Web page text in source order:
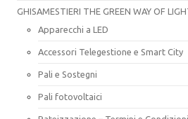
GHISAMESTIERI THE GREEN WAY OF
Apparecchi a LED
Accessori Telegestione e Smart City
Pali e Sostegni
Pali fotovoltaici